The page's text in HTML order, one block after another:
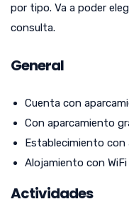
por tipo. Va a poder
consulta.
General
Cuenta con
Con aparcamiento
Establecimiento con
Alojamiento con WiFi
Actividades